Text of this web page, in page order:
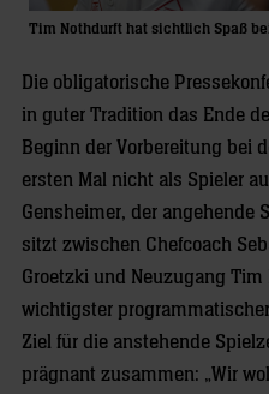
Tim Nothdurft hat sichtlich Spaß
Die obligatorische
in guter Tradition das Ende
Beginn der Vorbereitung bei
ersten Mal nicht als Spieler
Gensheimer, der angehende
sitzt zwischen Chefcoach
Groetzki und Neuzugang
wichtigster
Ziel für die anstehende
prägnant zusammen: „Wir